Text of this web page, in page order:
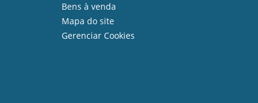
Bens à venda
Mapa do site
Gerenciar Cookies